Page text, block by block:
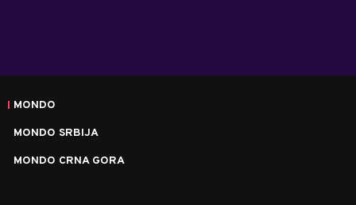
MONDO
MONDO SRBIJA
MONDO CRNA GORA